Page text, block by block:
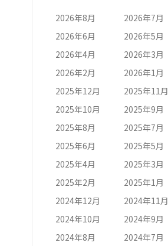
2026年8月
2026年7月
2026年6月
2026年5月
2026年4月
2026年3月
2026年2月
2026年1月
2025年12月
2025年11月
2025年10月
2025年9月
2025年8月
2025年7月
2025年6月
2025年5月
2025年4月
2025年3月
2025年2月
2025年1月
2024年12月
2024年11月
2024年10月
2024年9月
2024年8月
2024年7月